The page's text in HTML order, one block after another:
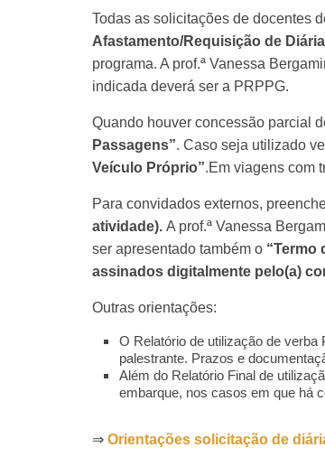
Todas as solicitações de docentes
Afastamento/Requisição de
programa. A prof.ª Vanessa
indicada deverá ser a PRPPG.
Quando houver concessão parcial
Passagens”. Caso seja utilizado
Veículo Próprio”.Em viagens com
Para convidados externos,
atividade). A prof.ª Vanessa
ser apresentado também o “Termo
assinados digitalmente pelo(a)
Outras orientações:
O Relatório de utilização de
palestrante. Prazos e
Além do Relatório Final de
embarque, nos casos em que há
⇒ Orientações solicitação de